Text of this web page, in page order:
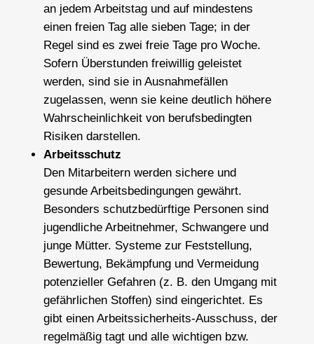
an jedem Arbeitstag und auf mindestens
einen freien Tag alle sieben Tage; in der
Regel sind es zwei freie Tage pro Woche.
Sofern Überstunden freiwillig geleistet
werden, sind sie in Ausnahmefällen
zugelassen, wenn sie keine deutlich höhere
Wahrscheinlichkeit von berufsbedingten
Risiken darstellen.
Arbeitsschutz
Den Mitarbeitern werden sichere und
gesunde Arbeitsbedingungen gewährt.
Besonders schutzbedürftige Personen sind
jugendliche Arbeitnehmer, Schwangere und
junge Mütter. Systeme zur Feststellung,
Bewertung, Bekämpfung und Vermeidung
potenzieller Gefahren (z. B. den Umgang mit
gefährlichen Stoffen) sind eingerichtet. Es
gibt einen Arbeitssicherheits-Ausschuss, der
regelmäßig tagt und alle wichtigen bzw.